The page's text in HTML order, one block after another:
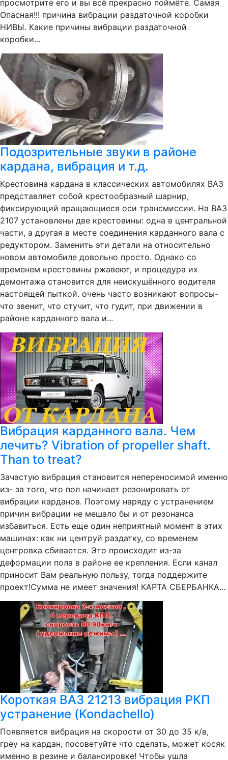
просмотрите его и вы всё прекрасно поймёте. Самая
Опасная!!! причина вибрации раздаточной коробки
НИВЫ. Какие причины вибрации раздаточной
коробки...
Подозрительные звуки в районе
кардана, вибрация и т.д.
Крестовина кардана в классических автомобилях ВАЗ
представляет собой крестообразный шарнир,
фиксирующий вращающиеся оси трансмиссии. На ВАЗ
2107 установлены две крестовины: одна в центральной
части, а другая в месте соединения карданного вала с
редуктором. Заменить эти детали на относительно
новом автомобиле довольно просто. Однако со
временем крестовины ржавеют, и процедура их
демонтажа становится для неискушённого водителя
настоящей пыткой. очень часто возникают вопросы-
что звенит, что стучит, что гудит, при движении в
районе карданного вала и...
Вибрация карданного вала. Чем
лечить? Vibration of propeller shaft.
Than to treat?
Зачастую вибрация становится непереносимой именно
из- за того, что пол начинает резонировать от
вибрации карданов. Поэтому наряду с устранением
причин вибрации не мешало бы и от резонанса
избавиться. Есть еще один неприятный момент в этих
машинах: как ни центруй раздатку, со временем
центровка сбивается. Это происходит из-за
деформации пола в районе ее крепления. Если канал
приносит Вам реальную пользу, тогда поддержите
проект!Сумма не имеет значения! КАРТА СБЕРБАНКА...
Короткая ВАЗ 21213 вибрация РКП
устранение (Kondachello)
Появляется вибрация на скорости от 30 до 35 к/в,
греу на кардан, посоветуйте что сделать, может косяк
именно в резине и балансировке! Чтобы ушла